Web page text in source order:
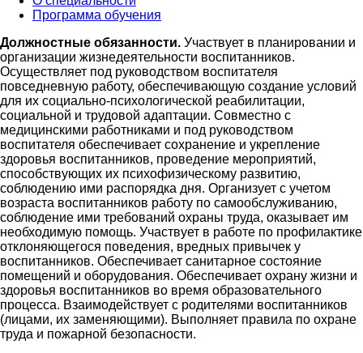
Программа обучения
Должностные обязанности. Участвует в планировании и
организации жизнедеятельности воспитанников.
Осуществляет под руководством воспитателя
повседневную работу, обеспечивающую создание условий
для их социально-психологической реабилитации,
социальной и трудовой адаптации. Совместно с
медицинскими работниками и под руководством
воспитателя обеспечивает сохранение и укрепление
здоровья воспитанников, проведение мероприятий,
способствующих их психофизическому развитию,
соблюдению ими распорядка дня. Организует с учетом
возраста воспитанников работу по самообслуживанию,
соблюдение ими требований охраны труда, оказывает им
необходимую помощь. Участвует в работе по профилактике
отклоняющегося поведения, вредных привычек у
воспитанников. Обеспечивает санитарное состояние
помещений и оборудования. Обеспечивает охрану жизни и
здоровья воспитанников во время образовательного
процесса. Взаимодействует с родителями воспитанников
(лицами, их заменяющими). Выполняет правила по охране
труда и пожарной безопасности.